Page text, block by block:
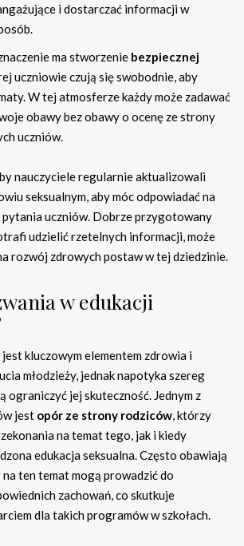
i dostarczać informacji w
ma stworzenie bezpiecznej
uczniowie czują się swobodnie, aby
W tej atmosferze każdy może zadawać
obawy bez obawy o ocenę ze strony
uczniów.
nauczyciele regularnie aktualizowali
seksualnym, aby móc odpowiadać na
uczniów. Dobrze przygotowany
udzielić rzetelnych informacji, może
rozwój zdrowych postaw w tej dziedzinie.
w edukacji
jest kluczowym elementem zdrowia i
młodzieży, jednak napotyka szereg
ograniczyć jej skuteczność. Jednym z
jest opór ze strony rodziców, którzy
na temat tego, jak i kiedy
edukacja seksualna. Często obawiają
ten temat mogą prowadzić do
zachowań, co skutkuje
dla takich programów w szkołach.